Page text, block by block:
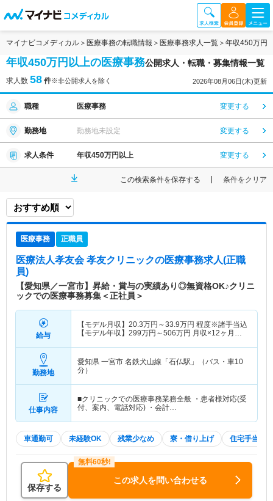
マイナビコメディカル 医療事務の転職情報 医療事務求人一覧 年収450万円
年収450万円以上の医療事務公開求人・転職・募集情報一覧
求人数 58 件※非公開求人を除く 2026年08月06日(木)更新
職種 医療事務 変更する
勤務地 勤務地未設定 変更する
求人条件 年収450万円以上 変更する
この検索条件を保存する 条件をクリア
医療事務 正職員
医療法人孝友会 孝友クリニックの医療事務求人(正職
員)
【愛知県／一宮市】昇給・賞与の実績あり◎無資格OK♪クリニ
ックでの医療事務募集＜正社員＞
給与
【モデル月収】 20.3万円～33.9万円 程度※諸手当込
【モデル年収】 299万円～506万円 月収×12ヶ月＋
勤務地
愛知県 一宮市 名鉄犬山線「石仏駅」（バス・車10
分）
仕事内容
■クリニックでの医療事務業務全般 ・患者様対応(受
付、案内、電話対応) ・会計…
車通勤可 未経験OK 残業少なめ 寮・借り上げ 住宅手当・
保存する
この求人を問い合わせる